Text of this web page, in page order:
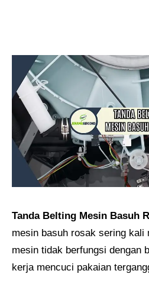
Tanda Belting Mesin Basuh
mesin basuh rosak sering kali
mesin tidak berfungsi dengan
kerja mencuci pakaian